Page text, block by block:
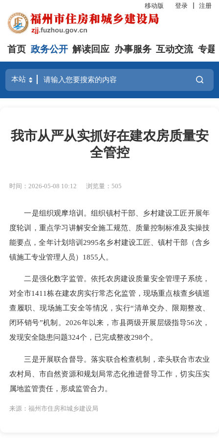
移动版 登录 注册
首页 政务公开 解读回应 办事服务 互动交流 专题
我市从严从实抓好在建农房质量安
全管控
时间：2026-05-08 10:12 浏览量：505
一是组织观摩培训。组织镇村干部、乡村建设工匠开展年
度轮训，重点学习讲解安全施工规范、质量控制标准及实操技
能要点，全年计划培训2995名乡村建设工匠、镇村干部（含乡
镇施工专业管理人员）1855人。
二是强化数字监管。依托农房建设质量安全管理子系统，
对全市1411栋在建农房实行常态化监管，现场重点核查乡镇巡
查履职、现场施工安全等情况，实行“清单交办、限期整改、
闭环销号”机制。2026年以来，市县两级开展层级指导56次，
发现安全隐患问题324个，已完成整改298个。
三是开展联合督导。落实联合检查机制，牵头联合市农业
农村局、市自然资源和规划局常态化推进督导工作，切实压实
属地监管责任，形成监管合力。
来源：福州市住房和城乡建设局